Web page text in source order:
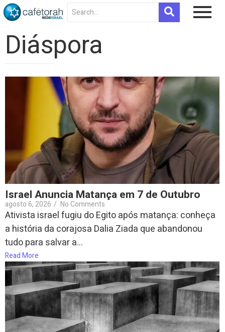
Diáspora
Israel Anuncia Matança em 7 de Outubro
agosto 6, 2026 / No Comments
Ativista israel fugiu do Egito após matança: conheça
a história da corajosa Dalia Ziada que abandonou
tudo para salvar a...
Read More